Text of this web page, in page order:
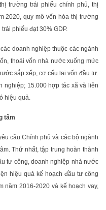
trường trái phiếu chính phủ, thị
2020, quy mô vốn hóa thị trường
phiếu đạt 30% GDP.
doanh nghiệp thuộc các ngành
thoái vốn nhà nước xuống mức
sắp xếp, cơ cấu lại vốn đầu tư.
nghiệp; 15.000 hợp tác xã và liên
hiệu quả.
tâm
cầu Chính phủ và các bộ ngành
Thứ nhất, tập trung hoàn thành
tư công, doanh nghiệp nhà nước
hiệu quả kế hoạch đầu tư công
năm 2016-2020 và kế hoạch vay,